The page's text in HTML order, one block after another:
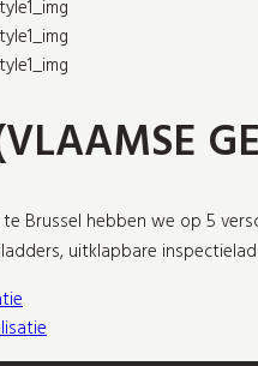
Brussel hebben we op 5
uitklapbare